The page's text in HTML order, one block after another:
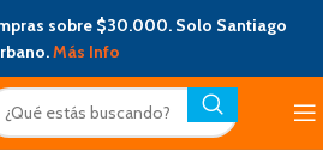
sobre $30.000. Solo Santiago
Más Info